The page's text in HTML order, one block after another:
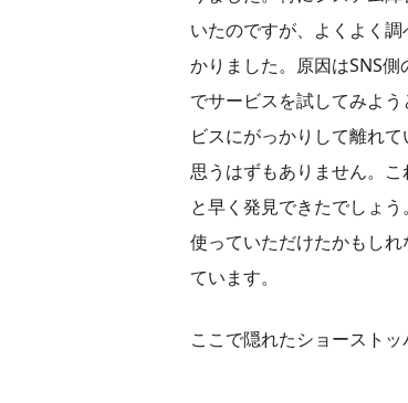
いたのですが、よくよく
かりました。原因はSNS
でサービスを試してみよ
ビスにがっかりして離れ
思うはずもありません。
と早く発見できたでしょ
使っていただけたかもし
ています。
ここで隠れたショースト